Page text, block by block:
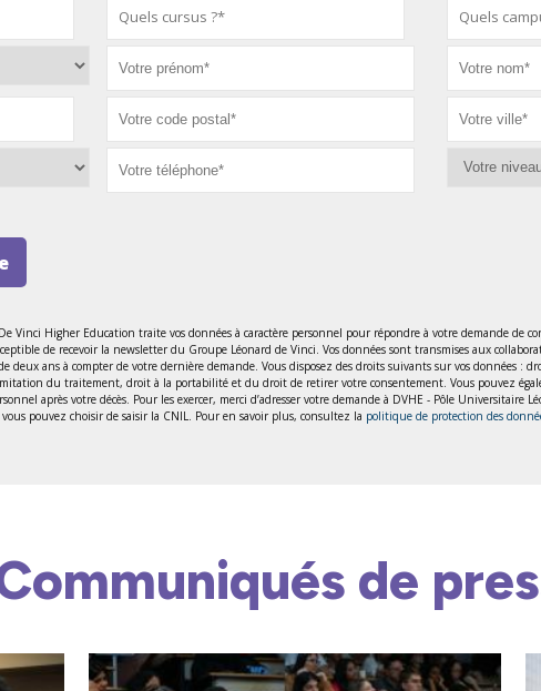
Vinci Higher Education traite vos données à caractère personnel pour répondre à votre demande de
de recevoir la newsletter du Groupe Léonard de Vinci. Vos données sont transmises aux
deux ans à compter de votre dernière demande. Vous disposez des droits suivants sur vos données :
du traitement, droit à la portabilité et du droit de retirer votre consentement. Vous pouvez
après votre décès. Pour les exercer, merci d’adresser votre demande à DVHE - Pôle Universitaire
pouvez choisir de saisir la CNIL. Pour en savoir plus, consultez la politique de protection des
de